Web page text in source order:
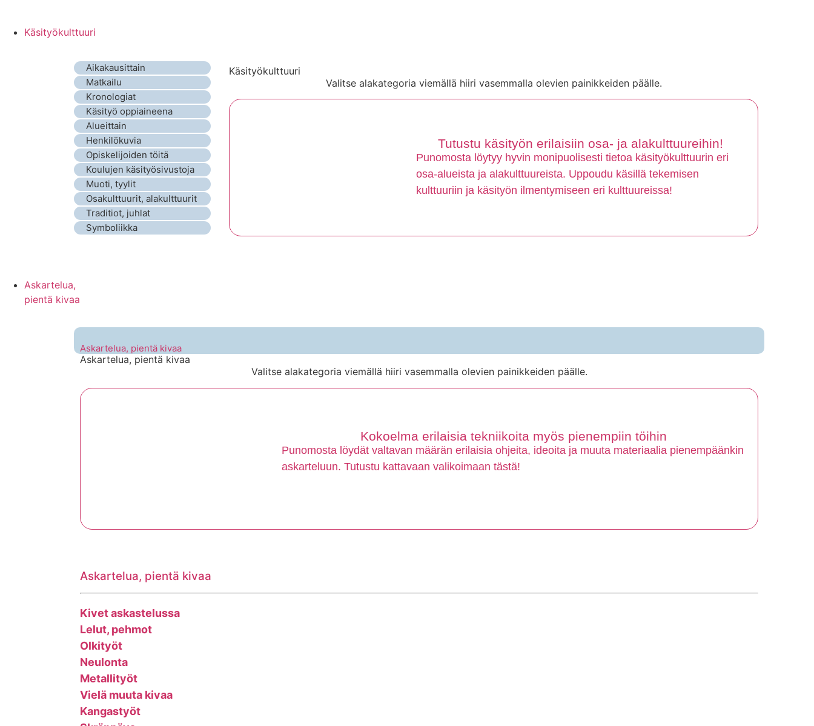
Käsityökulttuuri
Aikakausittain
Matkailu
Kronologiat
Käsityö oppiaineena
Alueittain
Henkilökuvia
Opiskelijoiden töitä
Koulujen käsityösivustoja
Muoti, tyylit
Osakulttuurit, alakulttuurit
Traditiot, juhlat
Symboliikka
Käsityökulttuuri
Valitse alakategoria viemällä hiiri vasemmalla olevien painikkeiden päälle.
Tutustu käsityön erilaisiin osa- ja alakulttuureihin!
Punomosta löytyy hyvin monipuolisesti tietoa käsityökulttuurin eri
osa-alueista ja alakulttuureista. Uppoudu käsillä tekemisen
kulttuuriin ja käsityön ilmentymiseen eri kulttuureissa!
Askartelua,
pientä kivaa
Askartelua, pientä kivaa
Askartelua, pientä kivaa
Valitse alakategoria viemällä hiiri vasemmalla olevien painikkeiden päälle.
Kokoelma erilaisia tekniikoita myös pienempiin töihin
Punomosta löydät valtavan määrän erilaisia ohjeita, ideoita ja muuta materiaalia pienempäänkin
askarteluun. Tutustu kattavaan valikoimaan tästä!
Askartelua, pientä kivaa
Kivet askastelussa
Lelut, pehmot
Olkityöt
Neulonta
Metallityöt
Vielä muuta kivaa
Kangastyöt